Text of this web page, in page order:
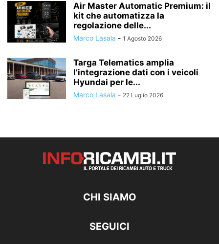
Air Master Automatic Premium: il
kit che automatizza la
regolazione delle...
Marco Lasala - 1 Agosto 2026
Targa Telematics amplia
l’integrazione dati con i veicoli
Hyundai per le...
Marco Lasala - 22 Luglio 2026
CHI SIAMO
SEGUICI